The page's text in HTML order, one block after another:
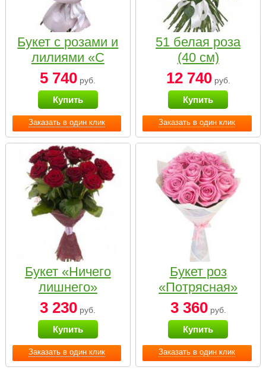
Заказать в один клик
Букет с розами и
лилиями «С
наилучшими
пожеланиями»
5 740 руб.
Купить
Заказать в один клик
51 белая роза
(40 см)
12 740руб.
Купить
Заказать в один клик
Букет «Ничего
лишнего»
3 230 руб.
Купить
Заказать в один клик
Букет роз
«Потрясная»
3 360руб.
Купить